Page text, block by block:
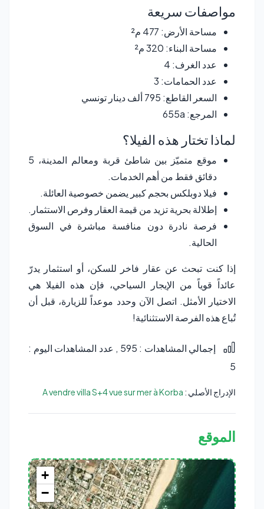
مواصفات سريعة
مساحة الأرض: 477 م²
مساحة البناء: 320 م²
عدد الغرف: 4
عدد الحمامات: 3
السعر القاطع: 795 ألف دينار تونسي
المرجع: 655a
لماذا تختار هذه الفيلا؟
موقع متميّز بين شاطئ قربة ومعالم المدينة، 5
دقائق فقط من أهم الخدمات.
فيلا دوبلكس بحجم كبير يضمن خصوصية العائلة.
إطلالة بحرية تزيد من قيمة العقار وفرص الاستثمار.
فرصة نادرة دون منافسة مباشرة في السوق
الحالية.
إذا كنت تبحث عن عقار فاخر للسكن، أو استثمار يدرّ
عائداً قوياً من الإيجار السياحي، فإن هذه الفيلا هي
الاختيار الأمثل. اتصل الآن وحدد موعداً للزيارة، قبل أن
تُباع هذه الفرصة الاستثنائية!
إجمالي المشاهدات : 595
, عدد المشاهدات اليوم :
5
الإدراج الأصلي : A vendre villa S+4 vue sur mer à Korba
الموقع
+
−